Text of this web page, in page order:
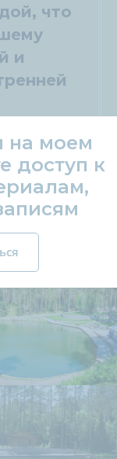
что
и
мира!
на моем
доступ к